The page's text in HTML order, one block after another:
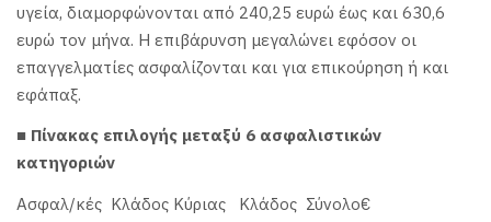
υγεία, διαμορφώνονται από 240,25 ευρώ έως και 630,6
ευρώ τον μήνα. Η επιβάρυνση μεγαλώνει εφόσον οι
επαγγελματίες ασφαλίζονται και για επικούρηση ή και
εφάπαξ.
■ Πίνακας επιλογής μεταξύ 6 ασφαλιστικών
κατηγοριών
Ασφαλ/κές Κλάδος Κύριας Κλάδος Σύνολο€